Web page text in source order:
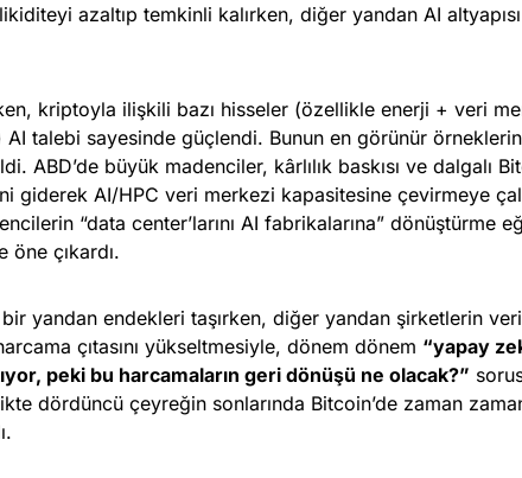
azaltıp temkinli kalırken, diğer yandan AI altyapısı
kriptoyla ilişkili bazı hisseler (özellikle enerji + veri
AI talebi sayesinde güçlendi. Bunun en görünür
ABD’de büyük madenciler, kârlılık baskısı ve dalgalı
giderek AI/HPC veri merkezi kapasitesine çevirmeye
“data center’larını AI fabrikalarına” dönüştürme
öne çıkardı.
yandan endekleri taşırken, diğer yandan şirketlerin
çıtasını yükseltmesiyle, dönem dönem “yapay
peki bu harcamaların geri dönüşü ne olacak?”
dördüncü çeyreğin sonlarında Bitcoin’de zaman